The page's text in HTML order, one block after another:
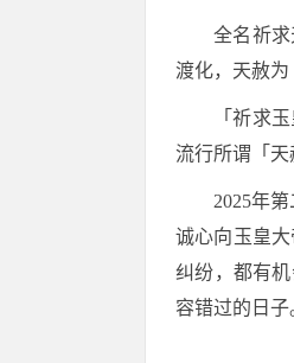
全名祈
渡化，天赦为
「祈求
流行所谓「天
2025年
诚心向玉皇
纠纷，都有
容错过的日子